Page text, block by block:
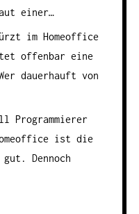
einer…
im Homeoffice
offenbar eine
dauerhauft von
Programmierer
ist die
Dennoch